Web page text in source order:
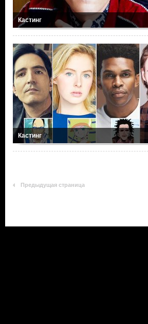
Кастинг
Кастинг
Предыдущая страница